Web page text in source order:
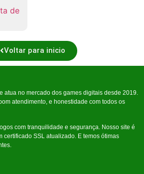
de
Voltar para inicio
atua no mercado dos games digitais desde 2019.
atendimento, e honestidade com todos os
com tranquilidade e segurança. Nosso site é
certificado SSL atualizado. E temos ótimas